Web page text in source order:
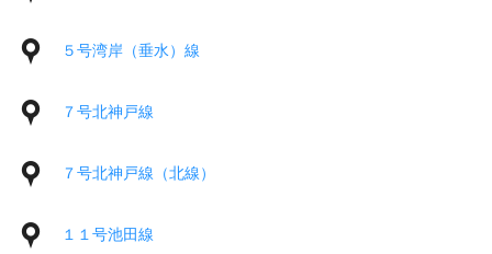
５号湾岸（垂水）線
７号北神戸線
７号北神戸線（北線）
１１号池田線